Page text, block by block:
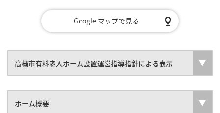
Google マップで見る
高槻市有料老人ホーム設置運営指導指針による表示
ホーム概要